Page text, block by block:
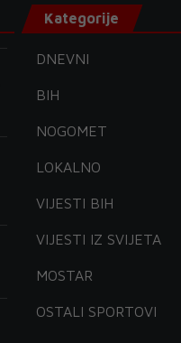
Kategorije
DNEVNI
BIH
NOGOMET
LOKALNO
VIJESTI BIH
VIJESTI IZ SVIJETA
MOSTAR
OSTALI SPORTOVI